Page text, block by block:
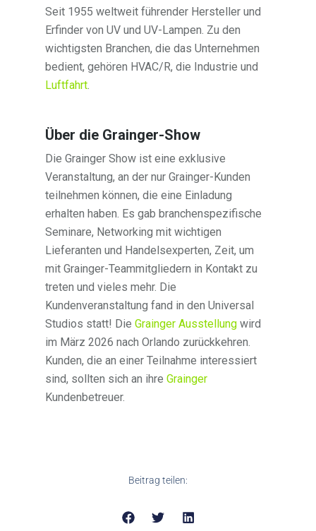
Seit 1955 weltweit führender Hersteller und
Erfinder von UV und UV-Lampen. Zu den
wichtigsten Branchen, die das Unternehmen
bedient, gehören HVAC/R, die Industrie und
Luftfahrt.
Über die Grainger-Show
Die Grainger Show ist eine exklusive
Veranstaltung, an der nur Grainger-Kunden
teilnehmen können, die eine Einladung
erhalten haben. Es gab branchenspezifische
Seminare, Networking mit wichtigen
Lieferanten und Handelsexperten, Zeit, um
mit Grainger-Teammitgliedern in Kontakt zu
treten und vieles mehr. Die
Kundenveranstaltung fand in den Universal
Studios statt! DieGrainger Ausstellung wird
im März 2026 nach Orlando zurückkehren.
Kunden, die an einer Teilnahme interessiert
sind, sollten sich an ihreGrainger
Kundenbetreuer.
Beitrag teilen: